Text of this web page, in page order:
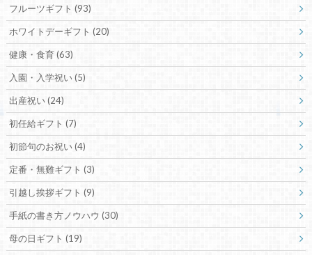
フルーツギフト (93)
ホワイトデーギフト (20)
健康・食育(63)
入園・入学祝い(5)
出産祝い(24)
初任給ギフト (7)
初節句のお祝い(4)
定番・無難ギフト (3)
引越し挨拶ギフト (9)
手紙の書き方ノウハウ (30)
母の日ギフト (19)